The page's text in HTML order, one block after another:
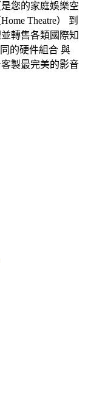
您的家庭娛樂空
Theatre） 到
轉售各類國際知
的硬件組合 與
製最完美的影音